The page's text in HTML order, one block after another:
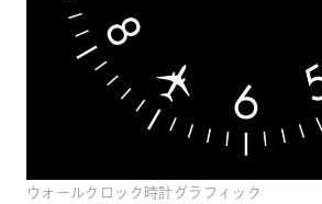
ウォールクロック時計グラフィック